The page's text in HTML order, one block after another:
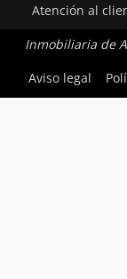
Atención al
Inmobiliaria de
Aviso legal